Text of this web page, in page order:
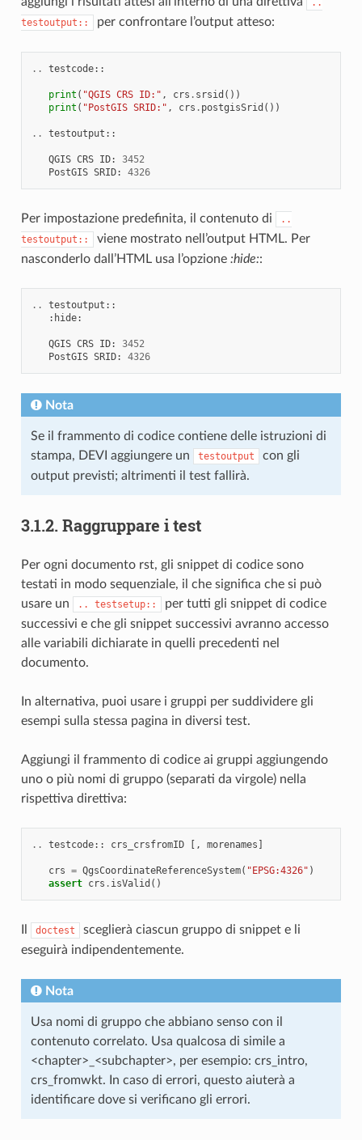
..
testoutput::
per confrontare l’output atteso:
.. testcode::
print ( "QGIS CRS ID:" , crs . srsid ())
print ( "PostGIS SRID:" , crs . postgisSrid ())
.. testoutput ::
QGIS CRS ID:
3452
PostGIS SRID: 4326
Per impostazione predefinita, il contenuto di
..
testoutput::
viene mostrato nell’output HTML. Per
nasconderlo dall’HTML usa l’opzione :hide::
.. testoutput ::
: hide:
QGIS CRS ID:
3452
PostGIS SRID: 4326
Nota
Se il frammento di codice contiene delle istruzioni di
stampa, DEVI aggiungere un
testoutput
con gli
output previsti; altrimenti il test fallirà.
3.1.2. Raggruppare i test
Per ogni documento rst, gli snippet di codice sono
testati in modo sequenziale, il che significa che si può
usare un
.. testsetup::
per tutti gli snippet di codice
successivi e che gli snippet successivi avranno accesso
alle variabili dichiarate in quelli precedenti nel
documento.
In alternativa, puoi usare i gruppi per suddividere gli
esempi sulla stessa pagina in diversi test.
Aggiungi il frammento di codice ai gruppi aggiungendo
uno o più nomi di gruppo (separati da virgole) nella
rispettiva direttiva:
.. testcode:: crs_crsfromID [, morenames ]
crs = QgsCoordinateReferenceSystem( "EPSG:4326" )
assert crs . isValid ()
doctest
sceglierà ciascun gruppo di snippet e li
eseguirà indipendentemente.
Nota
Usa nomi di gruppo che abbiano senso con il
contenuto correlato. Usa qualcosa di simile a
<chapter>_<subchapter>, per esempio: crs_intro,
crs_fromwkt. In caso di errori, questo aiuterà a
identificare dove si verificano gli errori.